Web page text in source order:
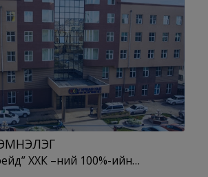
ХХК –ний 100%-ийн…